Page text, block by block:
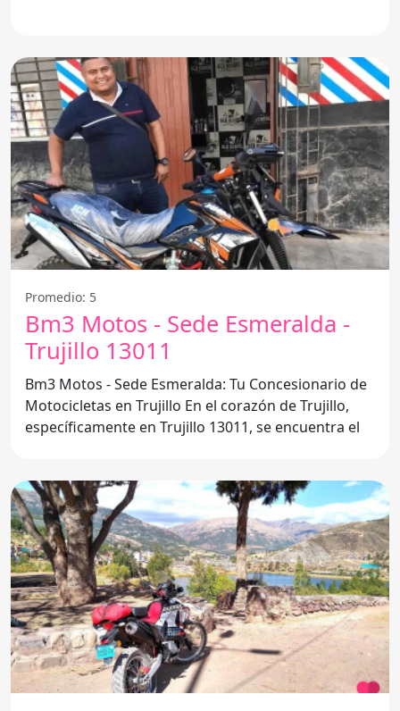
Promedio: 5
Bm3 Motos - Sede Esmeralda -
Trujillo 13011
Bm3 Motos - Sede Esmeralda: Tu Concesionario de
Motocicletas en Trujillo En el corazón de Trujillo,
específicamente en Trujillo 13011, se encuentra el